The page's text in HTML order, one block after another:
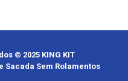
© 2025 KING KIT
Sacada Sem Rolamentos